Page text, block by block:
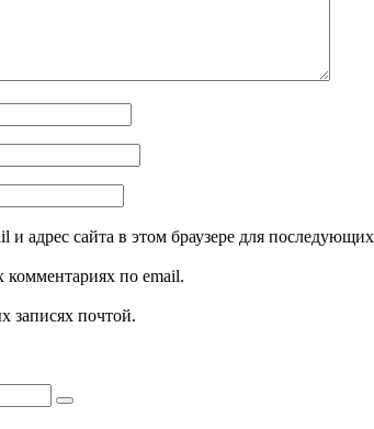
и адрес сайта в этом браузере для
по email.
записях почтой.